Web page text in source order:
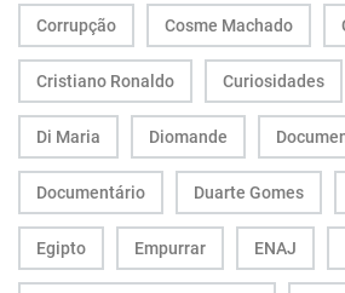
Corrupção Cosme Machado
Cristiano Ronaldo Curiosidades
Di Maria Diomande
Documentário Duarte Gomes
Egipto Empurrar ENAJ